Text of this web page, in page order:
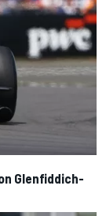
Glenfiddich-